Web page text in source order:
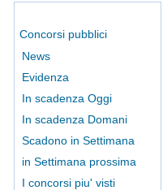
Concorsi pubblici
News
Evidenza
In scadenza Oggi
In scadenza Domani
Scadono in Settimana
in Settimana prossima
I concorsi piu' visti